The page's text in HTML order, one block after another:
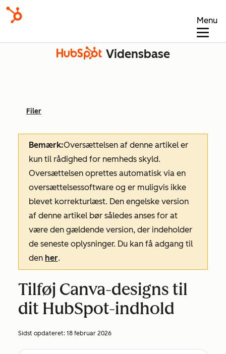
Menu
Vidensbase
Filer
Bemærk:Oversættelsen af denne artikel er
kun til rådighed for nemheds skyld.
Oversættelsen oprettes automatisk via en
oversættelsessoftware og er muligvis ikke
blevet korrekturlæst. Den engelske version
af denne artikel bør således anses for at
være den gældende version, der indeholder
de seneste oplysninger. Du kan få adgang til
den her.
Tilføj Canva-designs til
dit HubSpot-indhold
Sidst opdateret: 18 februar 2026